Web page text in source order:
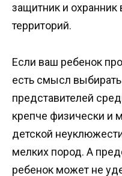
защитник и
территорий.
Если ваш ребенок
есть смысл
представителей
крепче физически и
детской
мелких пород. А
ребенок может не